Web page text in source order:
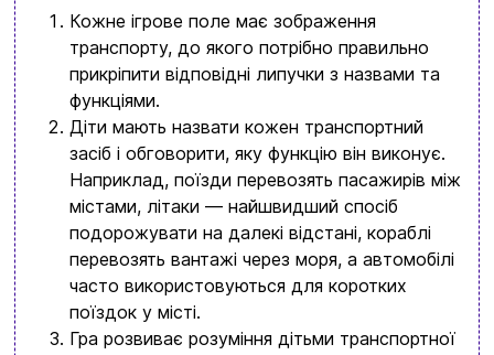
Кожне ігрове поле має зображення
транспорту, до якого потрібно правильно
прикріпити відповідні липучки з назвами та
функціями.
Діти мають назвати кожен транспортний
засіб і обговорити, яку функцію він виконує.
Наприклад, поїзди перевозять пасажирів між
містами, літаки — найшвидший спосіб
подорожувати на далекі відстані, кораблі
перевозять вантажі через моря, а автомобілі
часто використовуються для коротких
поїздок у місті.
Гра розвиває розуміння дітьми транспортної
Бренди
Доставка та оплата
Новини та статті
Повернення та обмін товарів
Політика конфіденційності
Контакти
+380996393746
Ваш кошик зараз порожній
Перегляньте асортимент нашого магазину і ви
обовʼязково знайдете щось цікавеньке